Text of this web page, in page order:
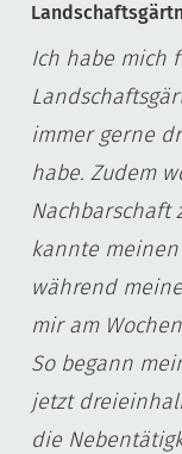
Ich habe mich
immer gerne
habe. Zudem
Nachbarschaft
kannte
während
mir am
So begann
jetzt
die